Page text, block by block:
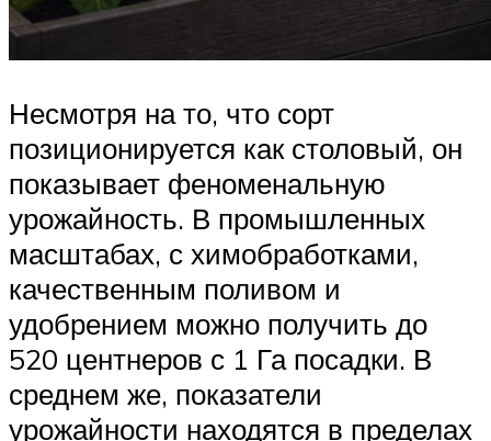
Несмотря на то, что сорт
позиционируется как столовый, он
показывает феноменальную
урожайность. В промышленных
масштабах, с химобработками,
качественным поливом и
удобрением можно получить до
520 центнеров с 1 Га посадки. В
среднем же, показатели
урожайности находятся в пределах